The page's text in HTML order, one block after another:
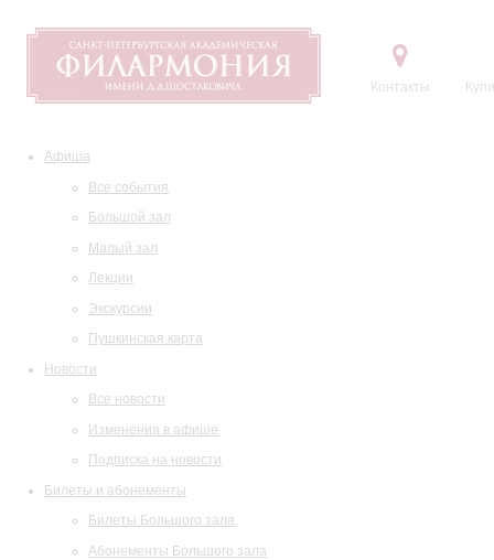
Контакты
Афиша
Все события
Большой зал
Малый зал
Лекции
Экскурсии
Пушкинская карта
Новости
Все новости
Изменения в афише
Подписка на новости
Билеты и абонементы
Билеты Большого зала
Абонементы Большого зала